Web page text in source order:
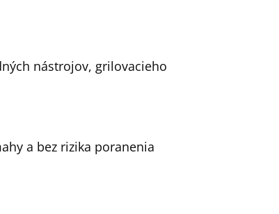
nástrojov, grilovacieho
a bez rizika poranenia